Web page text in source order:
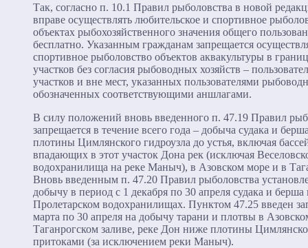
Так, согласно п. 10.1 Правил рыболовства в новой
вправе осуществлять любительское и спортивное
объектах рыбохозяйственного значения общего
бесплатно. Указанным гражданам запрещается
спортивное рыболовство объектов аквакультуры в
участков без согласия рыбоводных хозяйств –
участков и вне мест, указанных пользователями
обозначенных соответствующими аншлагами.
В силу положений вновь введенного п. 47.19 Правил
запрещается в течение всего года – добыча судака и
плотины Цимлянского гидроузла до устья, включая
впадающих в этот участок Дона рек (исключая
водохранилища на реке Маныч), в Азовском море и в
Вновь введенным п. 47.20 Правил рыболовства
добычу в период с 1 декабря по 30 апреля судака и
Пролетарском водохранилищах. Пунктом 47.25 введен
марта по 30 апреля на добычу тарани и плотвы в
Таганрогском заливе, реке Дон ниже плотины
притоками (за исключением реки Маныч).